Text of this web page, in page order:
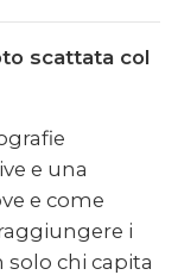
scattata col
e una
e come
i
chi capita